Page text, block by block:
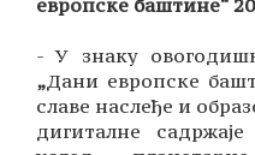
европске баштине“
- У знаку
„Дани европске
славе наслеђе и
дигиталне